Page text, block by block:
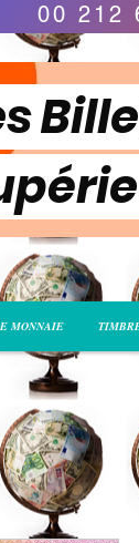
00 212
MONNAIE